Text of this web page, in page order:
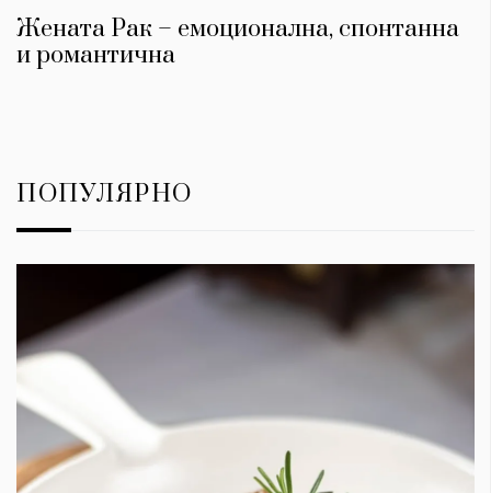
Жената Рак – емоционална, спонтанна
и романтична
ПОПУЛЯРНО